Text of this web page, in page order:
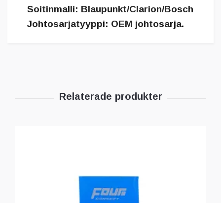
Soitinmalli: Blaupunkt/Clarion/Bosch
Johtosarjatyyppi: OEM johtosarja.